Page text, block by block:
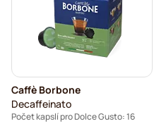
Caffè Borbone
Decaffeinato
Počet kapslí pro Dolce Gusto: 16